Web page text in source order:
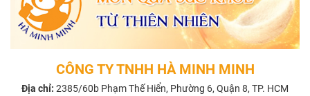
CÔNG TY TNHH HÀ MINH MINH
Địa chỉ: 2385/60b Phạm Thế Hiển, Phường 6, Quận 8, TP. HCM